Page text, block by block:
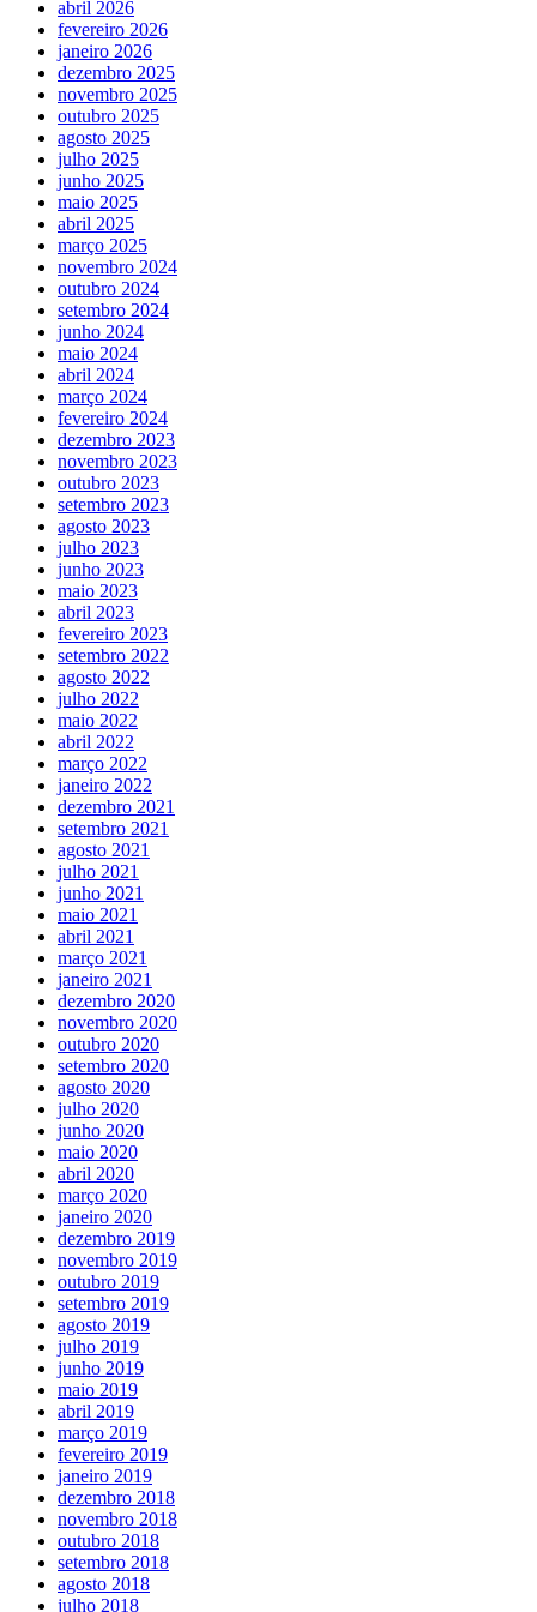
abril 2026
fevereiro 2026
janeiro 2026
dezembro 2025
novembro 2025
outubro 2025
agosto 2025
julho 2025
junho 2025
maio 2025
abril 2025
março 2025
novembro 2024
outubro 2024
setembro 2024
junho 2024
maio 2024
abril 2024
março 2024
fevereiro 2024
dezembro 2023
novembro 2023
outubro 2023
setembro 2023
agosto 2023
julho 2023
junho 2023
maio 2023
abril 2023
fevereiro 2023
setembro 2022
agosto 2022
julho 2022
maio 2022
abril 2022
março 2022
janeiro 2022
dezembro 2021
setembro 2021
agosto 2021
julho 2021
junho 2021
maio 2021
abril 2021
março 2021
janeiro 2021
dezembro 2020
novembro 2020
outubro 2020
setembro 2020
agosto 2020
julho 2020
junho 2020
maio 2020
abril 2020
março 2020
janeiro 2020
dezembro 2019
novembro 2019
outubro 2019
setembro 2019
agosto 2019
julho 2019
junho 2019
maio 2019
abril 2019
março 2019
fevereiro 2019
janeiro 2019
dezembro 2018
novembro 2018
outubro 2018
setembro 2018
agosto 2018
julho 2018